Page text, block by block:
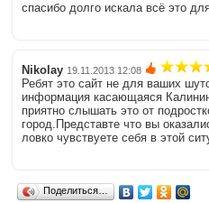
спасибо долго искала всё это
Nikolay 19.11.2013 12:08
Ребят это сайт не для ваших
информация касающаяся
приятно слышать это от
город.Представте что вы
ловко чувствуете себя в этой
Поделиться…